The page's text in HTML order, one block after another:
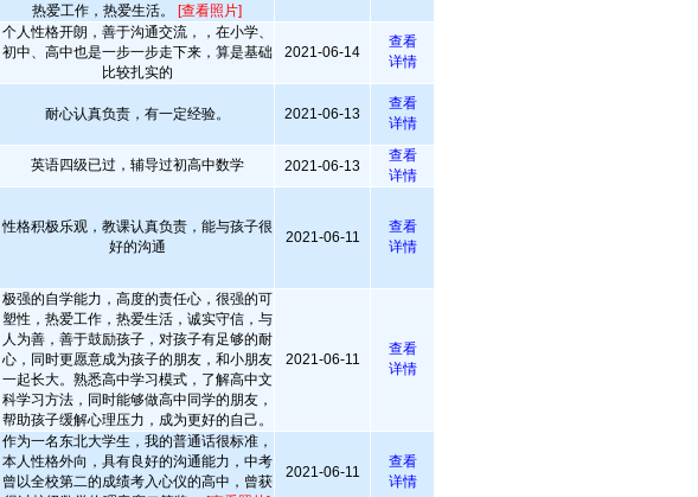
热爱工作，热爱生活。 [查看照片]
个人性格开朗，善于沟通交流，，在小学、
初中、高中也是一步一步走下来，算是基础
比较扎实的
2021-06-14
查看
详情
耐心认真负责，有一定经验。 2021-06-13
查看
详情
英语四级已过，辅导过初高中数学 2021-06-13
查看
详情
性格积极乐观，教课认真负责，能与孩子很
好的沟通
2021-06-11
查看
详情
极强的自学能力，高度的责任心，很强的可
塑性，热爱工作，热爱生活，诚实守信，与
人为善，善于鼓励孩子，对孩子有足够的耐
心，同时更愿意成为孩子的朋友，和小朋友
一起长大。熟悉高中学习模式，了解高中文
科学习方法，同时能够做高中同学的朋友，
帮助孩子缓解心理压力，成为更好的自己。
2021-06-11
查看
详情
作为一名东北大学生，我的普通话很标准，
本人性格外向，具有良好的沟通能力，中考
曾以全校第二的成绩考入心仪的高中，曾获
2021-06-11
查看
详情